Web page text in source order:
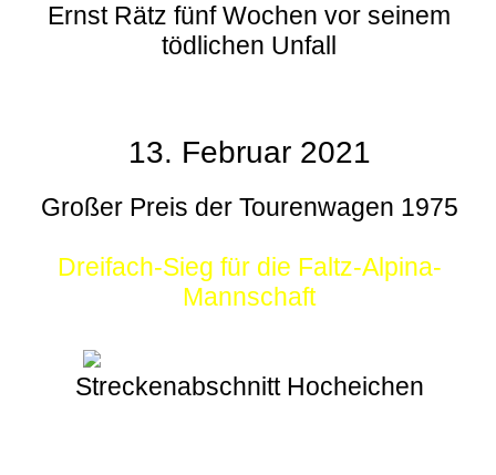
Ernst Rätz fünf Wochen vor seinem
tödlichen Unfall
13. Februar 2021
Großer Preis der Tourenwagen 1975
Dreifach-Sieg für die Faltz-Alpina-
Mannschaft
Streckenabschnitt Hocheichen